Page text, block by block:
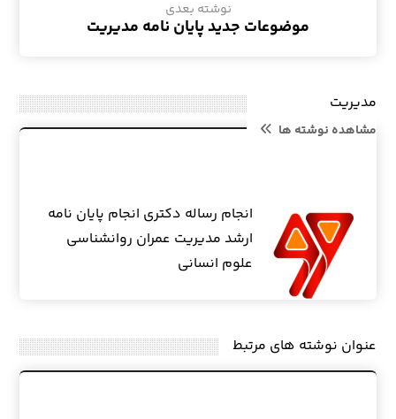
نوشته بعدی
موضوعات جدید پایان نامه مدیریت
مدیریت
مشاهده نوشته ها
انجام رساله دکتری انجام پایان نامه
ارشد مدیریت عمران روانشناسی
علوم انسانی
عنوان ‫نوشته های مرتبط